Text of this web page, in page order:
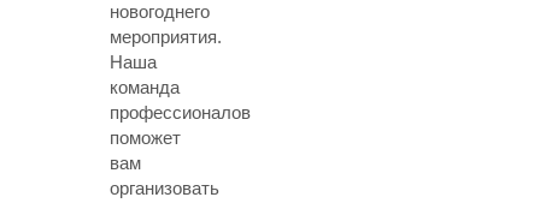
новогоднего
мероприятия.
Наша
команда
профессионалов
поможет
вам
организовать